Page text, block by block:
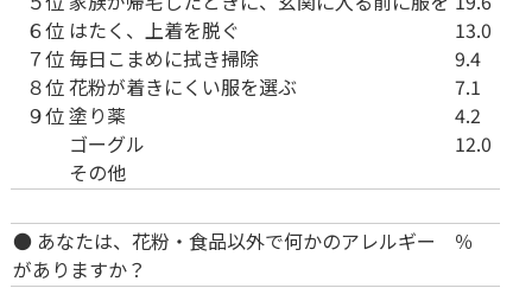
６位
７位
８位
９位
はたく、上着を脱ぐ
毎日こまめに拭き掃除
花粉が着きにくい服を選ぶ
塗り薬
ゴーグル
その他
13.0
9.4
7.1
4.2
12.0
● あなたは、花粉・食品以外で何かのアレルギー
がありますか？
％